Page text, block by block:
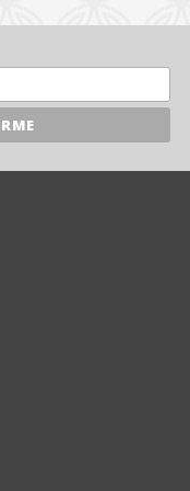
de las 23:00
aplica una tasa
y debe pagarse a la